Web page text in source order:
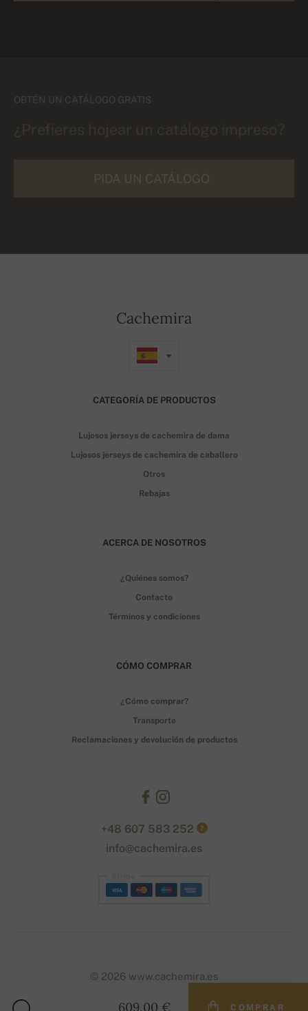
609,00 € COMPRAR
OBTÉN UN CATÁLOGO GRATIS
Cachemira
CATEGORÍA DE PRODUCTOS
Lujosos jerseys de cachemira de dama
Lujosos jerseys de cachemira de caballero
Otros
Rebajas
ACERCA DE NOSOTROS
¿Quiénes somos?
Contacto
Términos y condiciones
CÓMO COMPRAR
¿Cómo comprar?
Transporte
Reclamaciones y devolución de productos
+48 607 583 252 ?
info@cachemira.es
© 2026 www.cachemira.es
Designed with bynaum. | Powered by Simplia.cz.